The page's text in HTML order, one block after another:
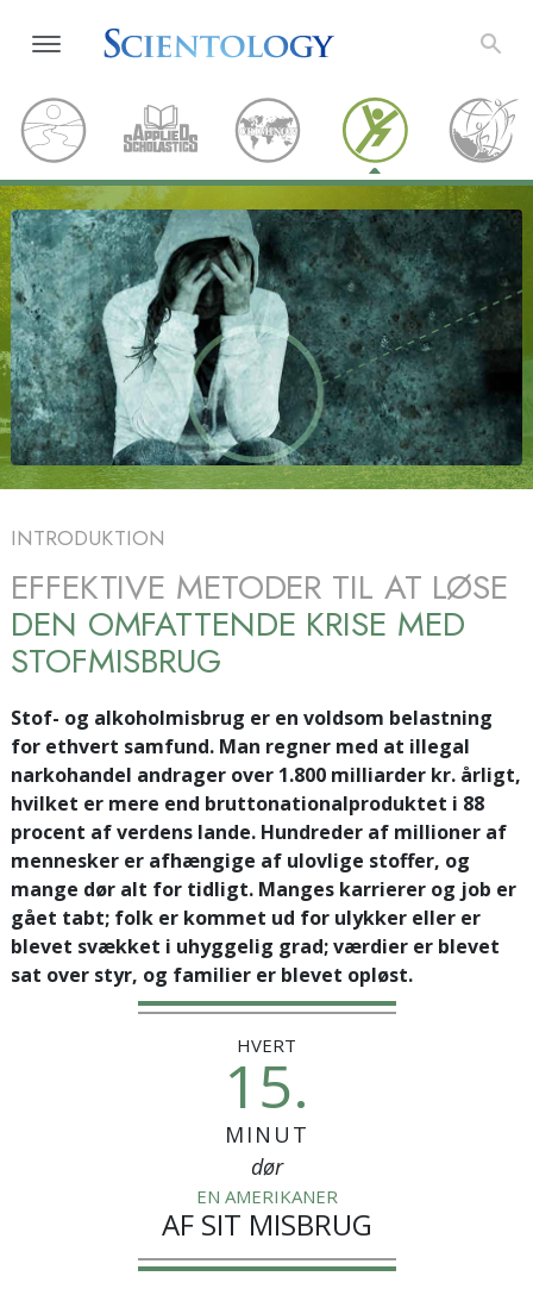
INTRODUKTION
EFFEKTIVE METODER TIL AT LØSE
DEN OMFATTENDE KRISE MED
STOFMISBRUG
Stof- og alkoholmisbrug er en voldsom belastning
for ethvert samfund. Man regner med at illegal
narkohandel andrager over 1.800 milliarder kr. årligt,
hvilket er mere end bruttonationalproduktet i 88
procent af verdens lande. Hundreder af millioner af
mennesker er afhængige af ulovlige stoffer, og
mange dør alt for tidligt. Manges karrierer og job er
gået tabt; folk er kommet ud for ulykker eller er
blevet svækket i uhyggelig grad; værdier er blevet
sat over styr, og familier er blevet opløst.
HVERT
15.
MINUT
dør
EN AMERIKANER
AF SIT MISBRUG